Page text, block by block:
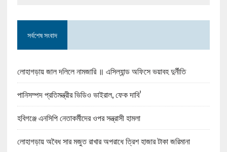
সর্বশেষ সংবাদ
লোহাগড়ায় জাল দলিলে নামজারি ॥ এসিল্যান্ড অফিসে ভয়াবহ দুর্নীতি
পানিসম্পদ প্রতিমন্ত্রীর ভিডিও ভাইরাল, ফেক দাবি’
হবিগঞ্জে এনসিপি নেতাকর্মীদের ওপর সন্ত্রাসী হামলা
লোহাগড়ায় অবৈধ সার মজুত রাখার অপরাধে ত্রিশ হাজার টাকা জরিমানা